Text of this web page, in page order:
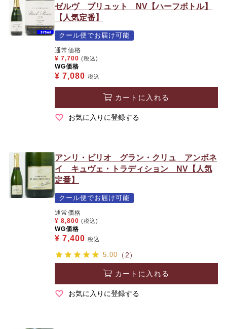
ゼルヴ ブリュット NV【ハーフボトル】
【人気定番】
クール便でお届け可能
通常価格
¥ 7,700 (税込)
WG価格
¥ 7,080 税込
カートに入れる
お気に入りに登録する
アンリ・ビリオ グラン・クリュ アンボネ
イ キュヴェ・トラディション NV【人気
定番】
クール便でお届け可能
通常価格
¥ 8,800 (税込)
WG価格
¥ 7,400 税込
5.00 （2）
カートに入れる
お気に入りに登録する